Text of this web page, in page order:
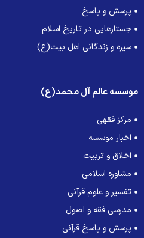
پرسش و پاسخ
جستارهایی در تاریخ اسلام
سیره و زندگانی اهل بیت(ع)
عالم آل محمد(ع)
مرکز فقهی
اخبار موسسه
اخلاق و تربیت
مشاوره اسلامی
تفسیر و علوم قرآنی
مدرسی فقه و اصول
پرسش و پاسخ قرآنی